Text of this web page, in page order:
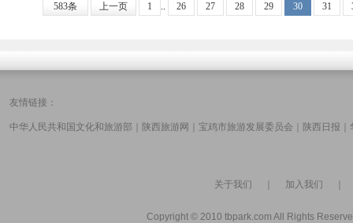
583条 上一页 1 .. 26 27 28 29 30 31
友情链接：
中华人民共和国文化和旅游部 陕西旅游网 宝鸡市旅游发展委员会 陕西日报
关于我们 加入我们
Copyright © 2010 tbpark.com All Rights